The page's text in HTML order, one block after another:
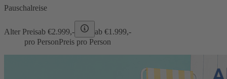
Pauschalreise
Alter Preisab €2.999,- ab €1.999,-
pro PersonPreis pro Person